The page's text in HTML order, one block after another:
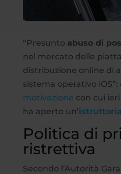
“Presunto abuso di
nel mercato delle
distribuzione online di
sistema operativo iOS”:
motivazione con cui ieri
ha aperto un’istruttoria
Politica di
ristrettiva
Secondo l’Autorità